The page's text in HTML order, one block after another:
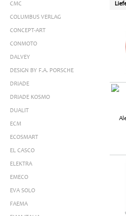
CMC
COLUMBUS VERLAG
CONCEPT-ART
CONMOTO
DALVEY
DESIGN BY F.A. PORSCHE
DRIADE
DRIADE KOSMO
DUALIT
ECM
ECOSMART
EL CASCO
ELEKTRA
EMECO
EVA SOLO
FAEMA